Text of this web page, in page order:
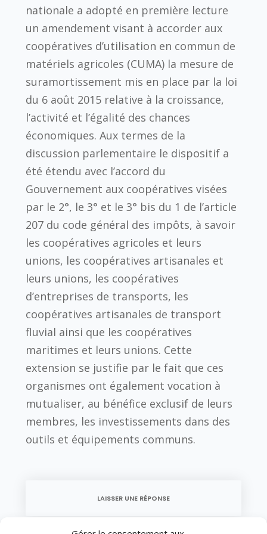
nationale a adopté en première lecture
un amendement visant à accorder aux
coopératives d’utilisation en commun de
matériels agricoles (CUMA) la mesure de
suramortissement mis en place par la loi
du 6 août 2015 relative à la croissance,
l’activité et l’égalité des chances
économiques. Aux termes de la
discussion parlementaire le dispositif a
été étendu avec l’accord du
Gouvernement aux coopératives visées
par le 2°, le 3° et le 3° bis du 1 de l’article
207 du code général des impôts, à savoir
les coopératives agricoles et leurs
unions, les coopératives artisanales et
leurs unions, les coopératives
d’entreprises de transports, les
coopératives artisanales de transport
fluvial ainsi que les coopératives
maritimes et leurs unions. Cette
extension se justifie par le fait que ces
organismes ont également vocation à
mutualiser, au bénéfice exclusif de leurs
membres, les investissements dans des
outils et équipements communs.
LAISSER UNE RÉPONSE